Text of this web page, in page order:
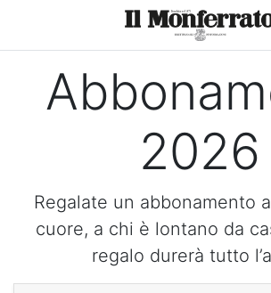
Menu
2026
Regalate un abbonamento
cuore, a chi è lontano da
regalo durerà tutto